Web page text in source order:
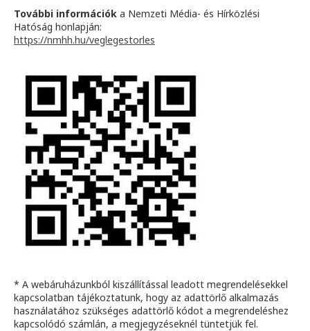
További információk a Nemzeti Média- és Hírközlési
Hatóság honlapján:
https://nmhh.hu/veglegestorles
* A webáruházunkból kiszállítással leadott megrendelésekkel
kapcsolatban tájékoztatunk, hogy az adattörlő alkalmazás
használatához szükséges adattörlő kódot a megrendeléshez
kapcsolódó számlán, a megjegyzéseknél tüntetjük fel.